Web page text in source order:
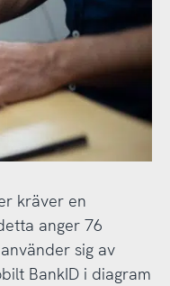
kräver en
anger 76
sig av
BankID i diagram